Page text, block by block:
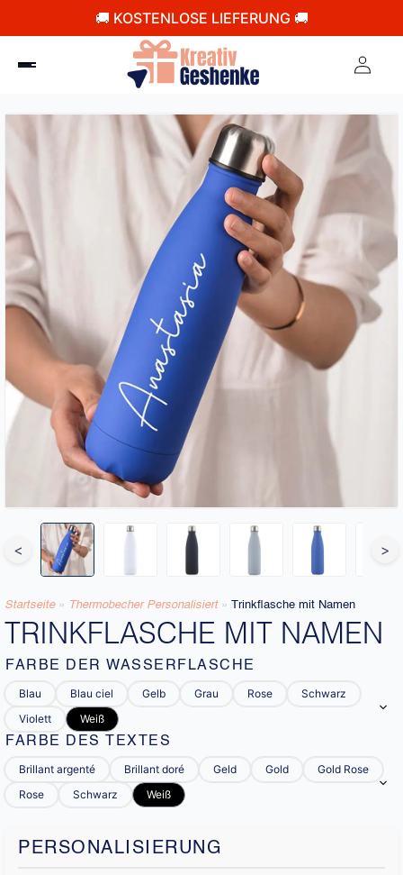
🚚 KOSTENLOSE LIEFERUNG 🚚
< >
Startseite » Thermobecher Personalisiert​ » Trinkflasche mit Namen
TRINKFLASCHE MIT NAMEN
FARBE DER WASSERFLASCHE
Blau Blau ciel Gelb Grau Rose
Schwarz
Violett
Weiß
FARBE DES TEXTES
Brillant argenté Brillant doré Geld Gold
Gold Rose
Rose
Schwarz Weiß
PERSONALISIERUNG